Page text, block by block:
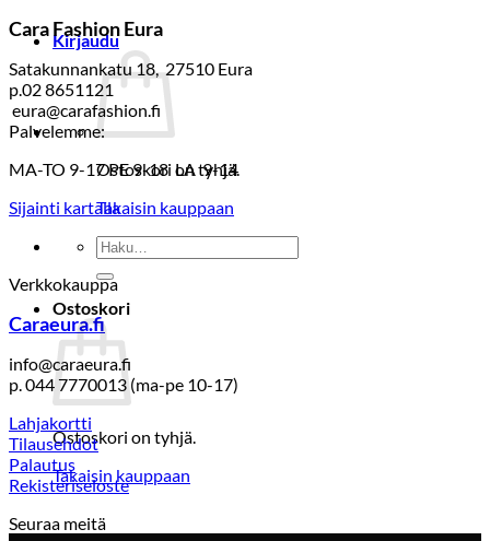
Kirjaudu
Ostoskori on tyhjä.
Takaisin kauppaan
Etsi:
Ostoskori
Ostoskori on tyhjä.
Takaisin kauppaan
Cara Fashion Eura
Satakunnankatu 18, 27510 Eura
p.02 8651121
eura@carafashion.fi
Palvelemme:
MA-TO 9-17 PE 9-18 LA 9-14
Sijainti kartalla
Verkkokauppa
Caraeura.fi
info@caraeura.fi
p. 044 7770013 (ma-pe 10-17)
Lahjakortti
Tilausehdot
Palautus
Rekisteriseloste
Seuraa meitä